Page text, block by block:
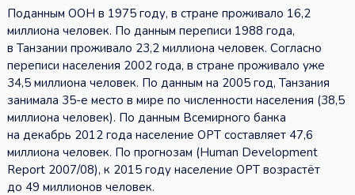
Поданным ООН в 1975 году, в стране проживало 16,2
миллиона человек. По данным переписи 1988 года,
в Танзании проживало 23,2 миллиона человек. Согласно
переписи населения 2002 года, в стране проживало уже
34,5 миллиона человек. По данным на 2005 год, Танзания
занимала 35-е место в мире по численности населения (38,5
миллиона человек). По данным Всемирного банка
на декабрь 2012 года население ОРТ составляет 47,6
миллиона человек. По прогнозам (Human Development
Report 2007/08), к 2015 году население ОРТ возрастёт
до 49 миллионов человек.